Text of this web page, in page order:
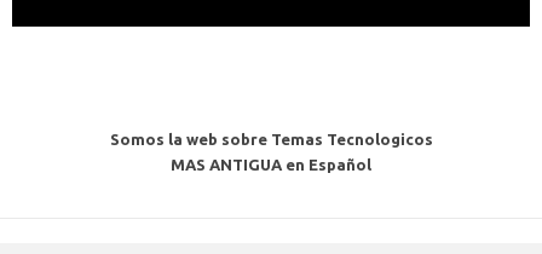
Somos la web sobre Temas Tecnologicos
MAS ANTIGUA en Español